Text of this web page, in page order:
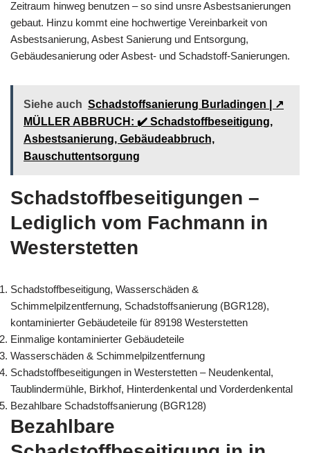
Zeitraum hinweg benutzen – so sind unsre Asbestsanierungen
gebaut. Hinzu kommt eine hochwertige Vereinbarkeit von
Asbestsanierung, Asbest Sanierung und Entsorgung,
Gebäudesanierung oder Asbest- und Schadstoff-Sanierungen.
Siehe auch Schadstoffsanierung Burladingen | ↗️
MÜLLER ABBRUCH: ✔️ Schadstoffbeseitigung,
Asbestsanierung, Gebäudeabbruch,
Bauschuttentsorgung
Schadstoffbeseitigungen –
Lediglich vom Fachmann in
Westerstetten
Schadstoffbeseitigung, Wasserschäden &
Schimmelpilzentfernung, Schadstoffsanierung (BGR128),
kontaminierter Gebäudeteile für 89198 Westerstetten
Einmalige kontaminierter Gebäudeteile
Wasserschäden & Schimmelpilzentfernung
Schadstoffbeseitigungen in Westerstetten – Neudenkental,
Taublindermühle, Birkhof, Hinterdenkental und Vorderdenkental
Bezahlbare Schadstoffsanierung (BGR128)
Bezahlbare